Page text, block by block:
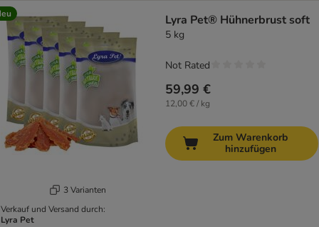
3 Varianten
Verkauf und Versand durch:
Lyra Pet
Lyra Pet® Hühnerbrust soft
5 kg
59,99 €
12,00 € / kg
Not Rated
Zum Warenkorb
hinzufügen